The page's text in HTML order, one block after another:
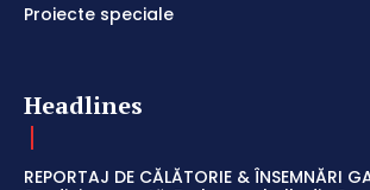
Proiecte speciale
Headlines
REPORTAJ DE CĂLĂTORIE & ÎNSEMNĂRI